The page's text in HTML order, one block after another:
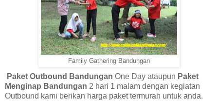
Family Gathering Bandungan
Paket Outbound Bandungan One Day ataupun Paket
Menginap Bandungan 2 hari 1 malam dengan kegiatan
Outbound kami berikan harga paket termurah untuk anda.